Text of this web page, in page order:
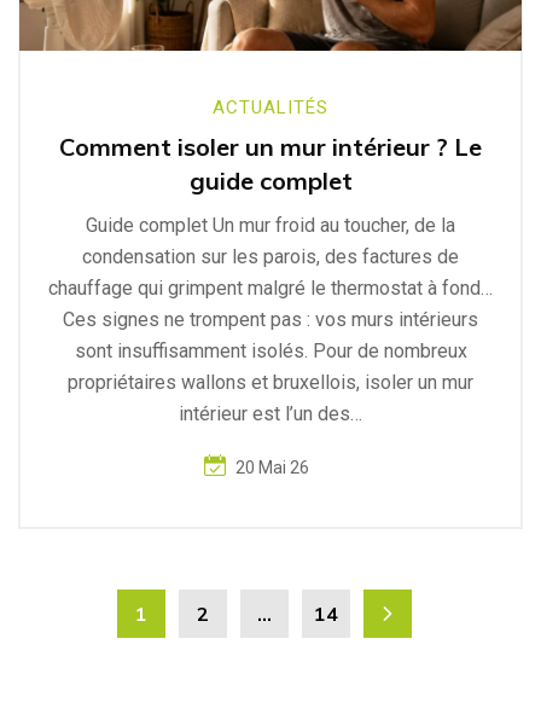
ACTUALITÉS
Comment isoler un mur intérieur ? Le
guide complet
Guide complet Un mur froid au toucher, de la
condensation sur les parois, des factures de
chauffage qui grimpent malgré le thermostat à fond…
Ces signes ne trompent pas : vos murs intérieurs
sont insuffisamment isolés. Pour de nombreux
propriétaires wallons et bruxellois, isoler un mur
intérieur est l’un des…
20 Mai 26
1 2 … 14